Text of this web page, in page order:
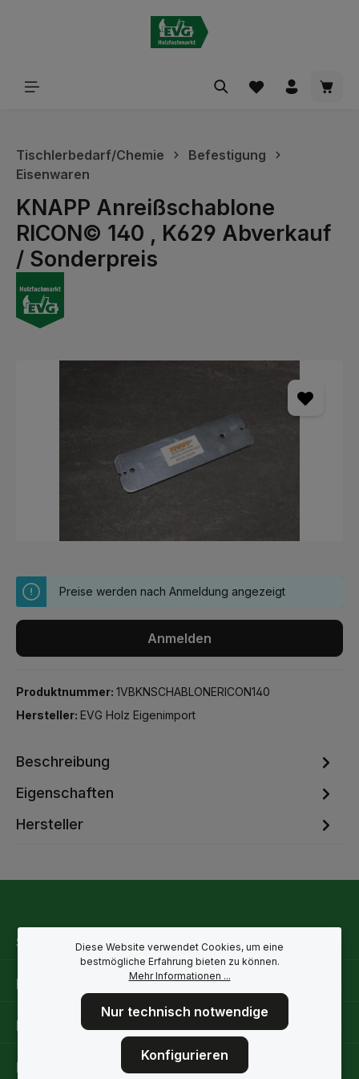
Tischlerbedarf/Chemie
Befestigung
Eisenwaren
KNAPP Anreißschablone
RICON© 140 , K629 Abverkauf
/ Sonderpreis
Preise werden nach Anmeldung angezeigt
Anmelden
Produktnummer: 1VBKNSCHABLONERICON140
Hersteller: EVG Holz Eigenimport
Beschreibung
Eigenschaften
Hersteller
Service-Hotline
Rechtliche Hinweise
Informationen
Folge uns
Diese Website verwendet Cookies, um eine
bestmögliche Erfahrung bieten zu können.
Mehr Informationen ...
Nur technisch notwendige
Konfigurieren